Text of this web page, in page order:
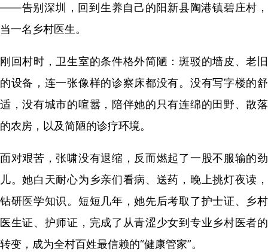
——告别深圳，回到生养自己的阳新县陶港镇碧庄村，
当一名乡村医生。
刚回村时，卫生室的条件格外简陋：斑驳的墙皮、老旧
的设备，连一张像样的诊察床都没有。没有写字楼的舒
适，没有城市的喧嚣，陪伴她的只有连绵的田野、散落
的农房，以及简陋的诊疗环境。
面对艰苦，张啸没有退缩，反而燃起了一股不服输的劲
儿。她白天耐心为乡亲们看病、送药，晚上挑灯夜读，
钻研医学知识。短短几年，她先后考取了护士证、乡村
医生证、护师证，完成了从青涩少女到专业乡村医者的
转变，成为全村百姓最信赖的“健康管家”。